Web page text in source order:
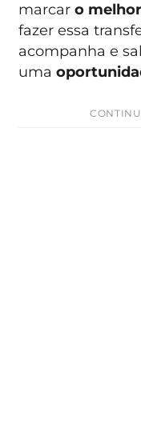
marcaro
fazer essa
acompanha e
uma